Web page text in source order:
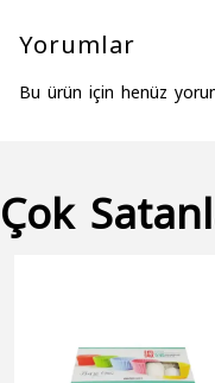
Yorumlar
Bu ürün için henüz
Çok